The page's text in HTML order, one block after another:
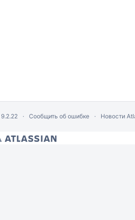
9.2.22 Сообщить об ошибке Новости